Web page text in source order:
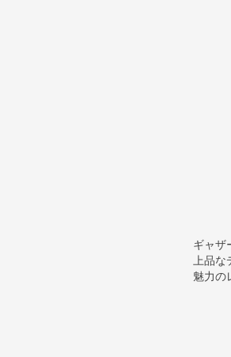
ギャザ
上品
魅力の